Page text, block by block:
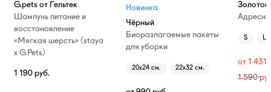
G.pets от Гельтек
Шампунь питание и
восстановление
«Мягкая шерсть» (staya
х G.Pets)
1 190 руб.
Новинка
Чёрный
Биоразлагаемые пакеты
для уборки
20х24 см. 22х32 см.
Золотой
S L
от 1 431
1 590